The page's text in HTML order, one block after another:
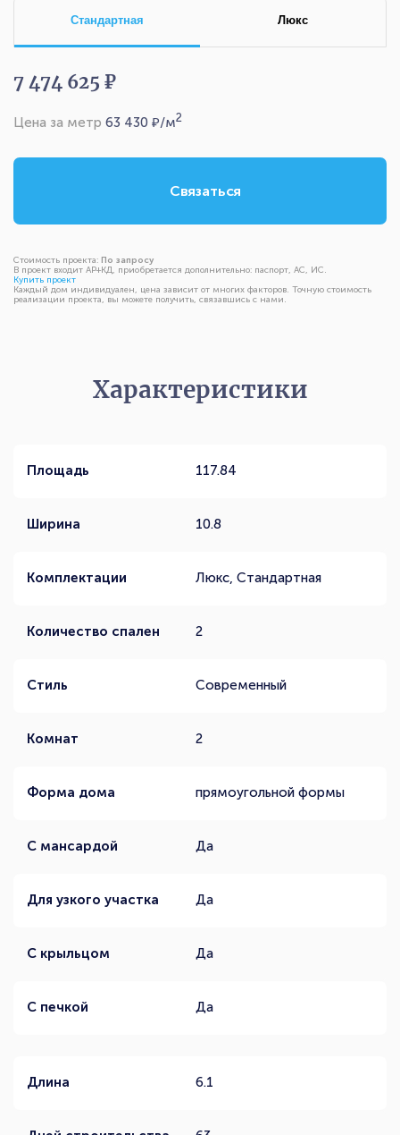
Стандартная Люкс
7 474 625 ₽
Цена за метр 63 430 ₽/м2
Связаться
Стоимость проекта: По запросу
В проект входит АР+КД, приобретается дополнительно: паспорт, АС, ИС.
Купить проект
Каждый дом индивидуален, цена зависит от многих факторов. Точную стоимость
реализации проекта, вы можете получить, связавшись с нами.
Характеристики
Площадь 117.84
Ширина 10.8
Комплектации Люкс, Стандартная
Количество спален 2
Стиль Современный
Комнат 2
Форма дома прямоугольной формы
С мансардой Да
Для узкого участка Да
С крыльцом Да
С печкой Да
Длина 6.1